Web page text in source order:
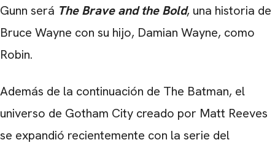
Gunn será The Brave and the Bold, una historia de
Bruce Wayne con su hijo, Damian Wayne, como
Robin.
Además de la continuación de The Batman, el
universo de Gotham City creado por Matt Reeves
se expandió recientemente con la serie del